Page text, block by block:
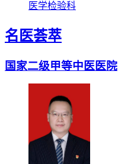
医学检验科
名医荟萃
国家二级甲等中医医院